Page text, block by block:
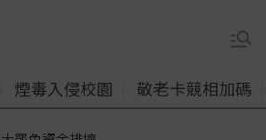
煙毒入侵校園 敬老卡競相加碼